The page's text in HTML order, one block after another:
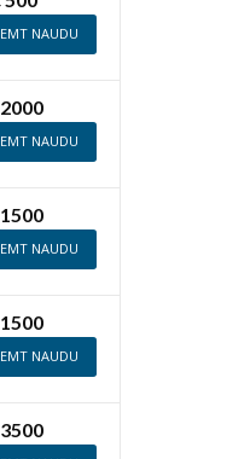
NAUDU
NAUDU
NAUDU
NAUDU